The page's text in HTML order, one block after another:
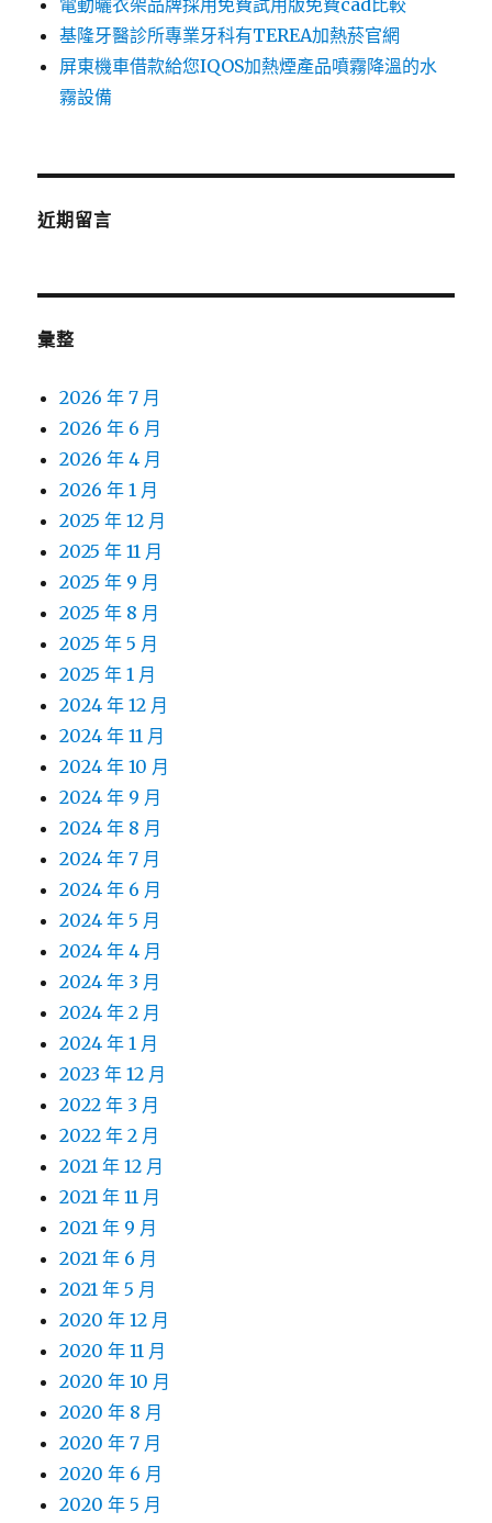
電動曬衣架品牌採用免費試用版免費cad比較
基隆牙醫診所專業牙科有TEREA加熱菸官網
屏東機車借款給您IQOS加熱煙產品噴霧降溫的水
霧設備
近期留言
彙整
2026 年 7 月
2026 年 6 月
2026 年 4 月
2026 年 1 月
2025 年 12 月
2025 年 11 月
2025 年 9 月
2025 年 8 月
2025 年 5 月
2025 年 1 月
2024 年 12 月
2024 年 11 月
2024 年 10 月
2024 年 9 月
2024 年 8 月
2024 年 7 月
2024 年 6 月
2024 年 5 月
2024 年 4 月
2024 年 3 月
2024 年 2 月
2024 年 1 月
2023 年 12 月
2022 年 3 月
2022 年 2 月
2021 年 12 月
2021 年 11 月
2021 年 9 月
2021 年 6 月
2021 年 5 月
2020 年 12 月
2020 年 11 月
2020 年 10 月
2020 年 8 月
2020 年 7 月
2020 年 6 月
2020 年 5 月